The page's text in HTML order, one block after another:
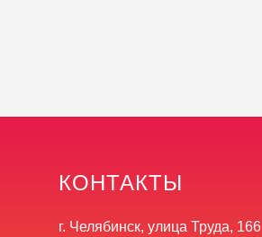
КОНТАКТЫ
г. Челябинск, улица Труда, 166